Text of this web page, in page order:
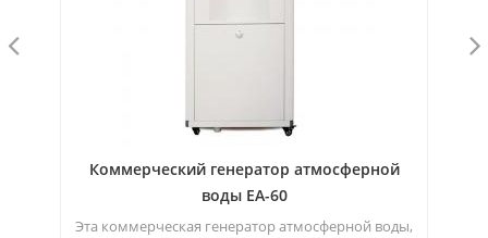
Коммерческий генератор атмосферной
воды ЕА-60
Эта коммерческая генератор атмосферной воды,